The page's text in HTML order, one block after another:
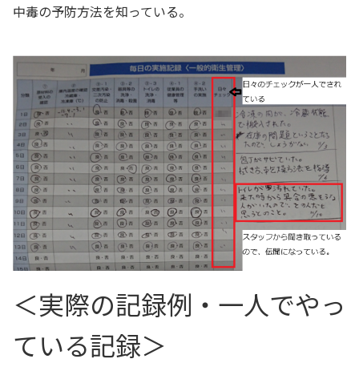
中毒の予防方法を知っている。
＜実際の記録例・一人でやっ
ている記録＞